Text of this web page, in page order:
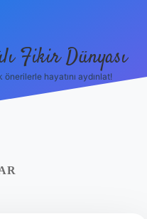
Fikir Dünyası
önerilerle hayatını aydınlat!